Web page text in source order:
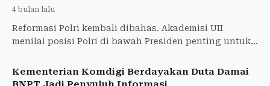
4 bulan lalu
Reformasi Polri kembali dibahas. Akademisi UII
menilai posisi Polri di bawah Presiden penting untuk
Kementerian Komdigi Berdayakan Duta Damai